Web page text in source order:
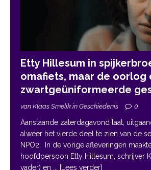
Etty Hillesum in
omafiets, maar de
zwartgeüniformeerde
van Klaas Smelik in Geschiedenis 0
Aanstaande zaterdagavond laat,
alweer het vierde deel te zien van de
NPO2. In de vorige afleveringen
hoofdpersoon Etty Hillesum, schrijver
vader) en
... [Lees verder]